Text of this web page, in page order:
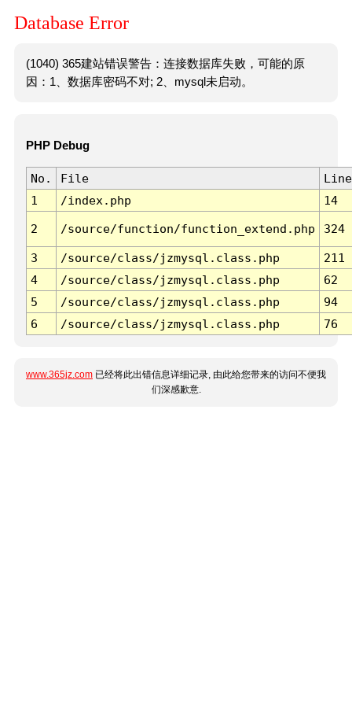
Database Error
(1040) 365建站错误警告：连接数据库失败，可能的原
因：1、数据库密码不对; 2、mysql未启动。
PHP Debug
No. File
Line
1
/index.php 14
2 /source/function/function_extend.php 324
3 /source/class/jzmysql.class.php
211
4
/source/class/jzmysql.class.php
62
5
/source/class/jzmysql.class.php
94
6
/source/class/jzmysql.class.php 76
www.365jz.com 已经将此出错信息详细记录, 由此给您带来的访问不便我
们深感歉意.